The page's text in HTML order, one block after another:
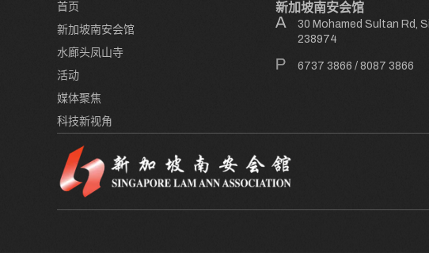
首页
新加坡南安会馆
水廊头凤山寺
活动
媒体聚焦
科技新视角
新加坡南安会馆
30 Mohamed Sultan Rd,
238974
6737 3866 / 8087 3866